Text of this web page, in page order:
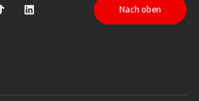
auf Instagram
auf TikTok
Sparkasse auf LinkedIn
Nach oben